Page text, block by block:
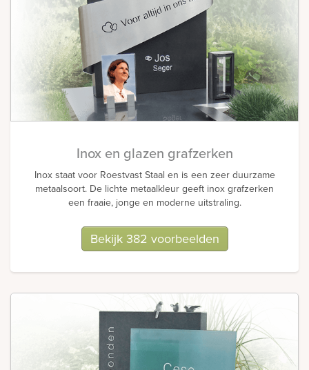
Inox en glazen grafzerken
Inox staat voor Roestvast Staal en is een zeer duurzame
metaalsoort. De lichte metaalkleur geeft inox grafzerken
een fraaie, jonge en moderne uitstraling.
Bekijk 382 voorbeelden